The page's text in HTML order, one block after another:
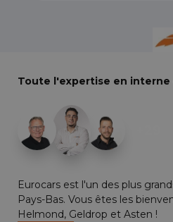
Toute l'expertise en interne
Eurocars est l'un des plus
Pays-Bas. Vous êtes les
Helmond, Geldrop et Asten !